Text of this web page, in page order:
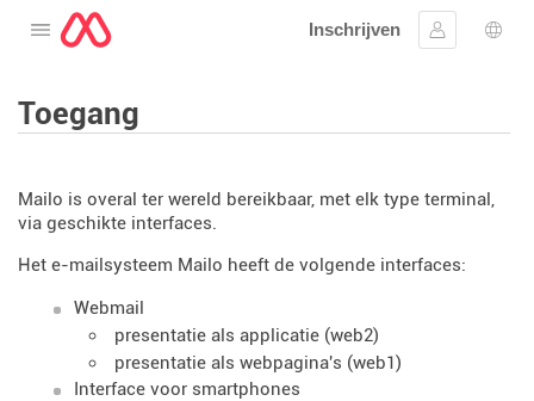
Open het menu
Inschrijven
Aanmelden
Taal
Toegang
Mailo is overal ter wereld bereikbaar, met elk type terminal,
via geschikte interfaces.
Het e-mailsysteem Mailo heeft de volgende interfaces:
Webmail
presentatie als applicatie (web2)
presentatie als webpagina's (web1)
Interface voor smartphones